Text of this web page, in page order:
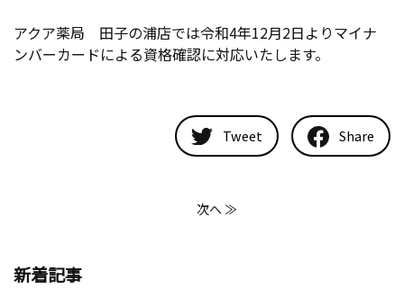
アクア薬局 田子の浦店では令和4年12月2日よりマイナ
ンバーカードによる資格確認に対応いたします。
Tweet Share
次へ ≫
新着記事